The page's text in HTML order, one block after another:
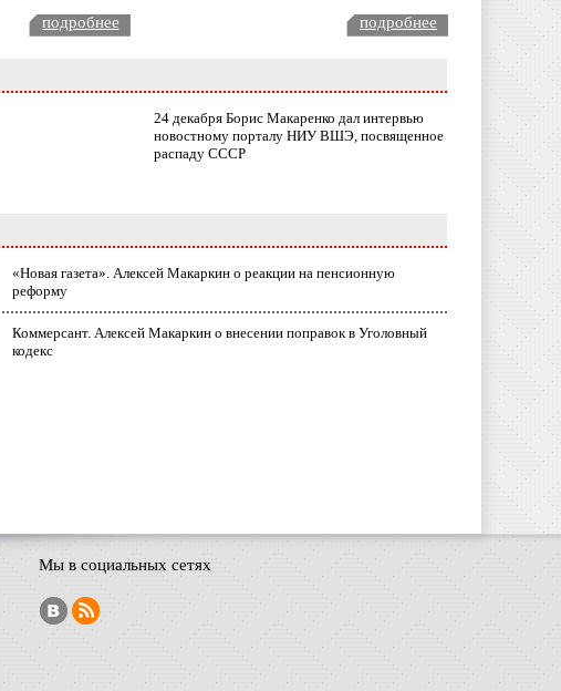
подробнее подробнее
24 декабря Борис Макаренко дал интервью
новостному порталу НИУ ВШЭ, посвященное
распаду СССР
«Новая газета». Алексей Макаркин о реакции на пенсионную
реформу
Коммерсант. Алексей Макаркин о внесении поправок в Уголовный
кодекс
Мы в социальных сетях